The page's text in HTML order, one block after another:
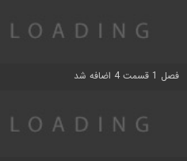
فصل 1 قسمت 4 اضافه شد